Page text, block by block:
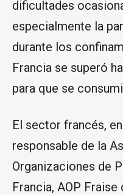
dificultades
especialmente la
durante los
Francia se superó
para que se
El sector francés,
responsable de la
Organizaciones de
Francia, AOP